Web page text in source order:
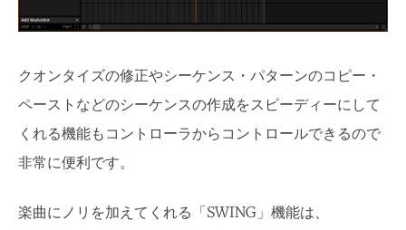
クオンタイズの修正やシーケンス・パターンのコピー・
ペーストなどのシーケンスの作成をスピーディーにして
くれる機能もコントローラからコントロールできるので
非常に便利です。
楽曲にノリを加えてくれる「SWING」機能は、